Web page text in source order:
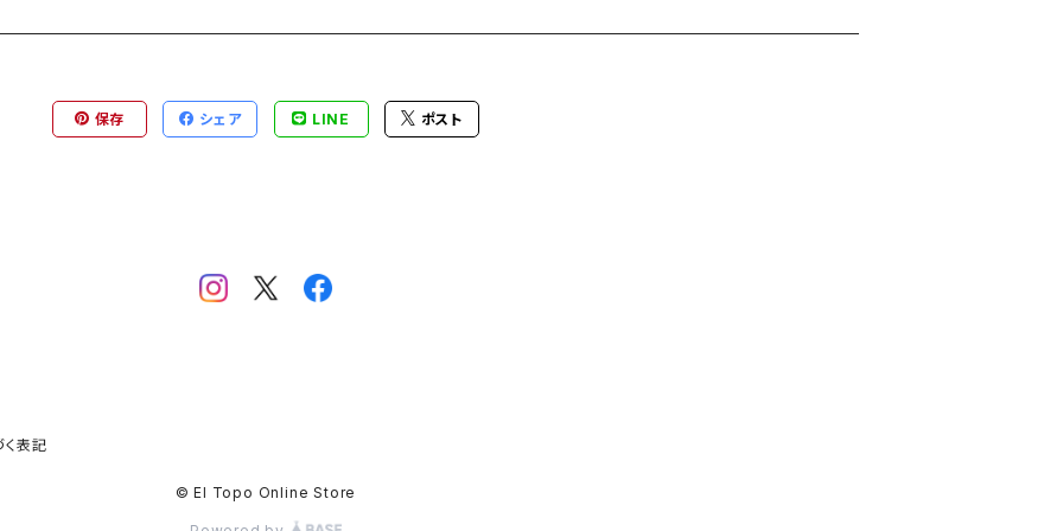
保存 シェア LINE ポスト
表記
© El Topo Online Store